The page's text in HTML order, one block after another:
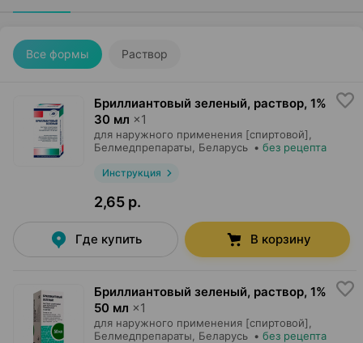
Все формы Раствор
Бриллиантовый зеленый, раствор, 1%
30 мл ×1
для наружного применения [спиртовой],
Белмедпрепараты , Беларусь • без рецепта
Инструкция
2,65 р.
Где купить В корзину
Бриллиантовый зеленый, раствор, 1%
50 мл ×1
для наружного применения [спиртовой],
Белмедпрепараты , Беларусь • без рецепта